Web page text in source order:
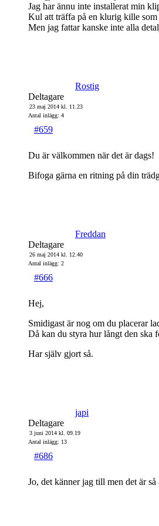
Jag har ännu inte installerat min
Kul att träffa på en klurig kille som
Men jag fattar kanske inte alla
Rostig
Deltagare
23 maj 2014 kl. 11.23
Antal inlägg: 4
#659
Du är välkommen när det är dags!
Bifoga gärna en ritning på din
Freddan
Deltagare
26 maj 2014 kl. 12.40
Antal inlägg: 2
#666
Hej,
Smidigast är nog om du placerar
Då kan du styra hur långt den
Har själv gjort så.
japi
Deltagare
3 juni 2014 kl. 09.19
Antal inlägg: 13
#686
Jo, det känner jag till men det är